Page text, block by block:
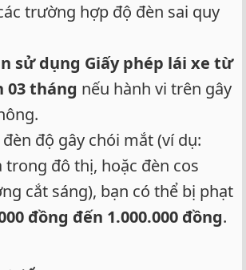
trường hợp độ đèn sai quy
sử dụng Giấy phép lái xe từ
03 tháng nếu hành vi trên gây
độ gây chói mắt (ví dụ:
trong đô thị, hoặc đèn cos
cắt sáng), bạn có thể bị phạt
đồng đến 1.000.000 đồng.